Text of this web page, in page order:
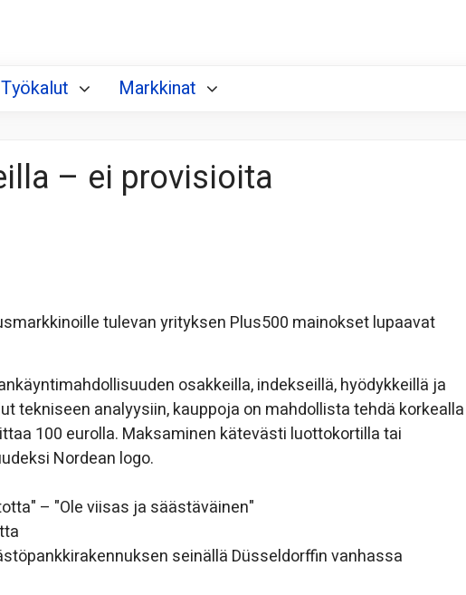
Työkalut Markkinat
– ei provisioita
tulevan yrityksen Plus500 mainokset lupaavat
osakkeilla, indekseillä, hyödykkeillä ja
tekniseen analyysiin, kauppoja on mahdollista tehdä korkealla
100 eurolla. Maksaminen kätevästi luottokortilla tai
Nordean logo.
– "Ole viisas ja säästäväinen"
seinällä Düsseldorffin vanhassa